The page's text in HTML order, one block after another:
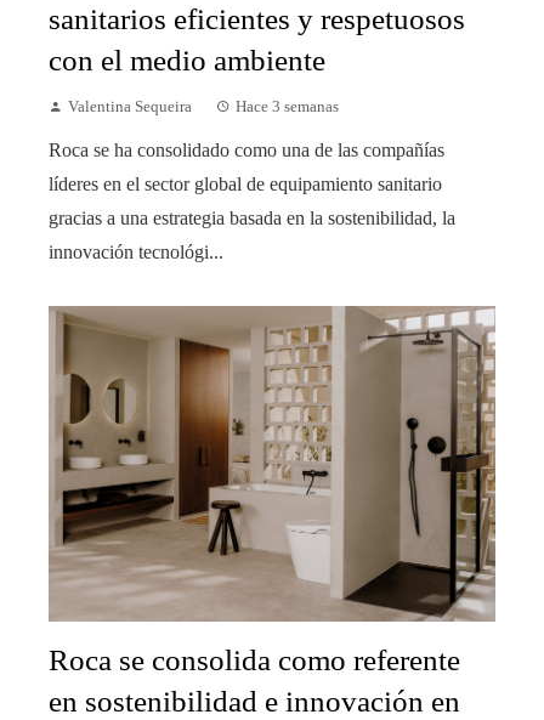
sanitarios eficientes y respetuosos
con el medio ambiente
Valentina Sequeira Hace 3 semanas
Roca se ha consolidado como una de las compañías
líderes en el sector global de equipamiento sanitario
gracias a una estrategia basada en la sostenibilidad, la
innovación tecnológi...
Roca se consolida como referente
en sostenibilidad e innovación en